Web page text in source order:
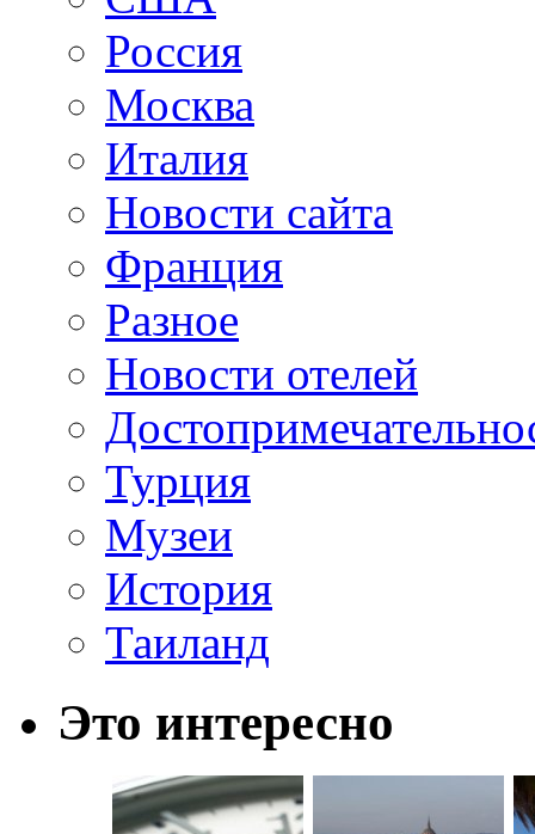
Россия
Москва
Италия
Новости сайта
Франция
Разное
Новости отелей
Турция
Музеи
История
Таиланд
Это интересно